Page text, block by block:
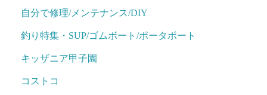
自分で修理/メンテナンス/DIY
釣り特集・SUP/ゴムボート/ポータボート
キッザニア甲子園
コストコ